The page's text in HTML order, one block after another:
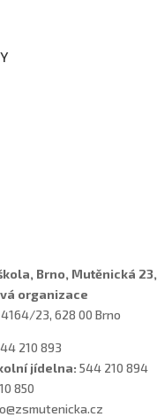
Brno, Mutěnická 23,
organizace
23, 628 00 Brno
210 893
jídelna: 544 210 894
850